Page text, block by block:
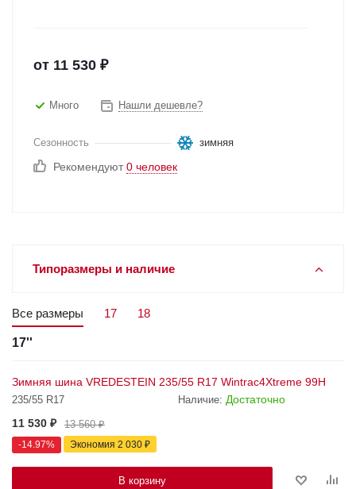
от 11 530 ₽
Много Нашли дешевле?
Сезонность зимняя
Рекомендуют0 человек
Типоразмеры и наличие
Все размеры 17 18
17''
Зимняя шина VREDESTEIN 235/55 R17 Wintrac4Xtreme 99H
235/55 R17 Наличие: Достаточно
11 530 ₽ 13 560₽
-14.97% Экономия 2 030 ₽
В корзину